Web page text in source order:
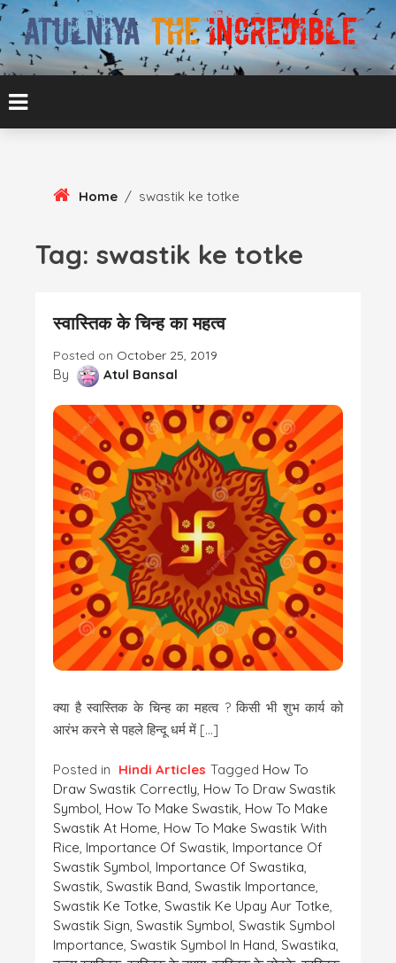
Skip
Content
ATULNIYA THE
INCREDIBLE
ATUL BANSAL AGRA
Home / swastik ke totke
Tag: swastik ke totke
स्वास्तिक के चिन्ह का महत्व
Posted on October 25, 2019
By Atul Bansal
क्या है स्वास्तिक के चिन्ह का महत्व ? किसी भी शुभ कार्य को
आरंभ करने से पहले हिन्दू धर्म में […]
Posted in Hindi Articles Tagged How To
Draw Swastik Correctly, How To Draw Swastik
Symbol, How To Make Swastik, How To Make
Swastik At Home, How To Make Swastik With
Rice, Importance Of Swastik, Importance Of
Swastik Symbol, Importance Of Swastika,
Swastik, Swastik Band, Swastik Importance,
Swastik Ke Totke, Swastik Ke Upay Aur Totke,
Swastik Sign, Swastik Symbol, Swastik Symbol
Importance, Swastik Symbol In Hand, Swastika,